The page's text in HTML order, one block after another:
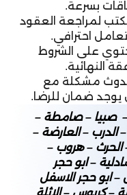
بسرعة.
لمراجعة العقود
احترافي.
على الشروط
النهائية.
حدوث مشكلة مع
يوجد ضمان للرضا.
– صبيا – صامطة –
الدرب – العارضة –
الحرث – هروب –
– ابو حجر
ابو حجر الاسفل
– كربوس – الاثلة